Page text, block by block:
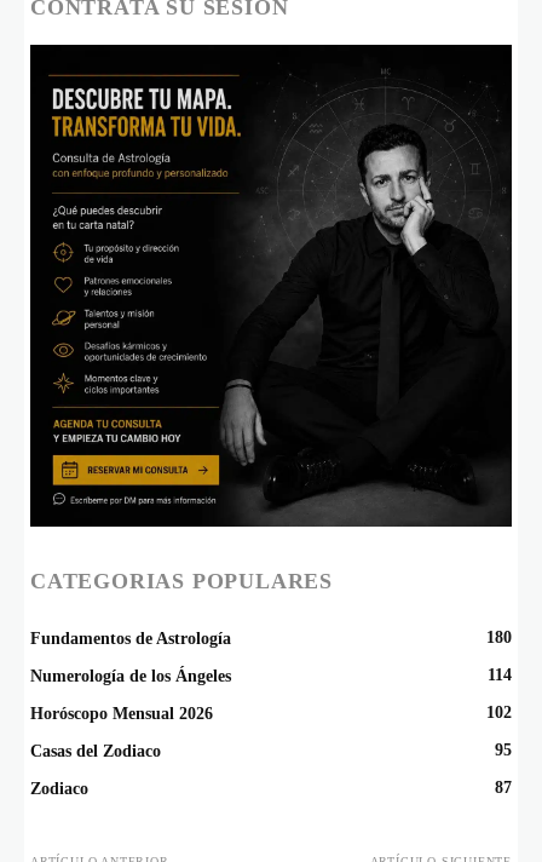
CONTRATA SU SESIÓN
CATEGORIAS POPULARES
Fundamentos de Astrología 180
Numerología de los Ángeles 114
Horóscopo Mensual 2026 102
Casas del Zodiaco 95
Zodiaco 87